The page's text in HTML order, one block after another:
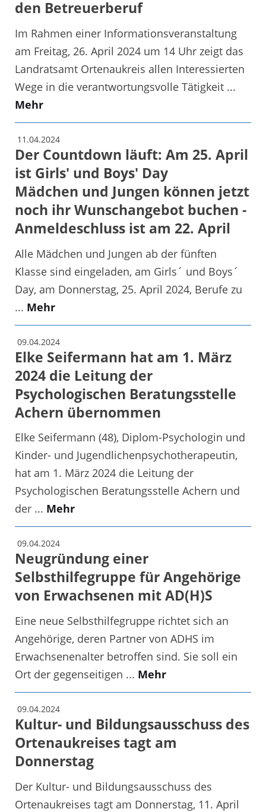
den Betreuerberuf
Im Rahmen einer Informationsveranstaltung
am Freitag, 26. April 2024 um 14 Uhr zeigt das
Landratsamt Ortenaukreis allen Interessierten
Wege in die verantwortungsvolle Tätigkeit ...
Mehr
11.04.2024
Der Countdown läuft: Am 25. April
ist Girls' und Boys' Day
Mädchen und Jungen können jetzt
noch ihr Wunschangebot buchen -
Anmeldeschluss ist am 22. April
Alle Mädchen und Jungen ab der fünften
Klasse sind eingeladen, am Girls´ und Boys´
Day, am Donnerstag, 25. April 2024, Berufe zu
... Mehr
09.04.2024
Elke Seifermann hat am 1. März
2024 die Leitung der
Psychologischen Beratungsstelle
Achern übernommen
Elke Seifermann (48), Diplom-Psychologin und
Kinder- und Jugendlichenpsychotherapeutin,
hat am 1. März 2024 die Leitung der
Psychologischen Beratungsstelle Achern und
der ... Mehr
09.04.2024
Neugründung einer
Selbsthilfegruppe für Angehörige
von Erwachsenen mit AD(H)S
Eine neue Selbsthilfegruppe richtet sich an
Angehörige, deren Partner von ADHS im
Erwachsenenalter betroffen sind. Sie soll ein
Ort der gegenseitigen ... Mehr
09.04.2024
Kultur- und Bildungsausschuss des
Ortenaukreises tagt am
Donnerstag
Der Kultur- und Bildungsausschuss des
Ortenaukreises tagt am Donnerstag, 11. April